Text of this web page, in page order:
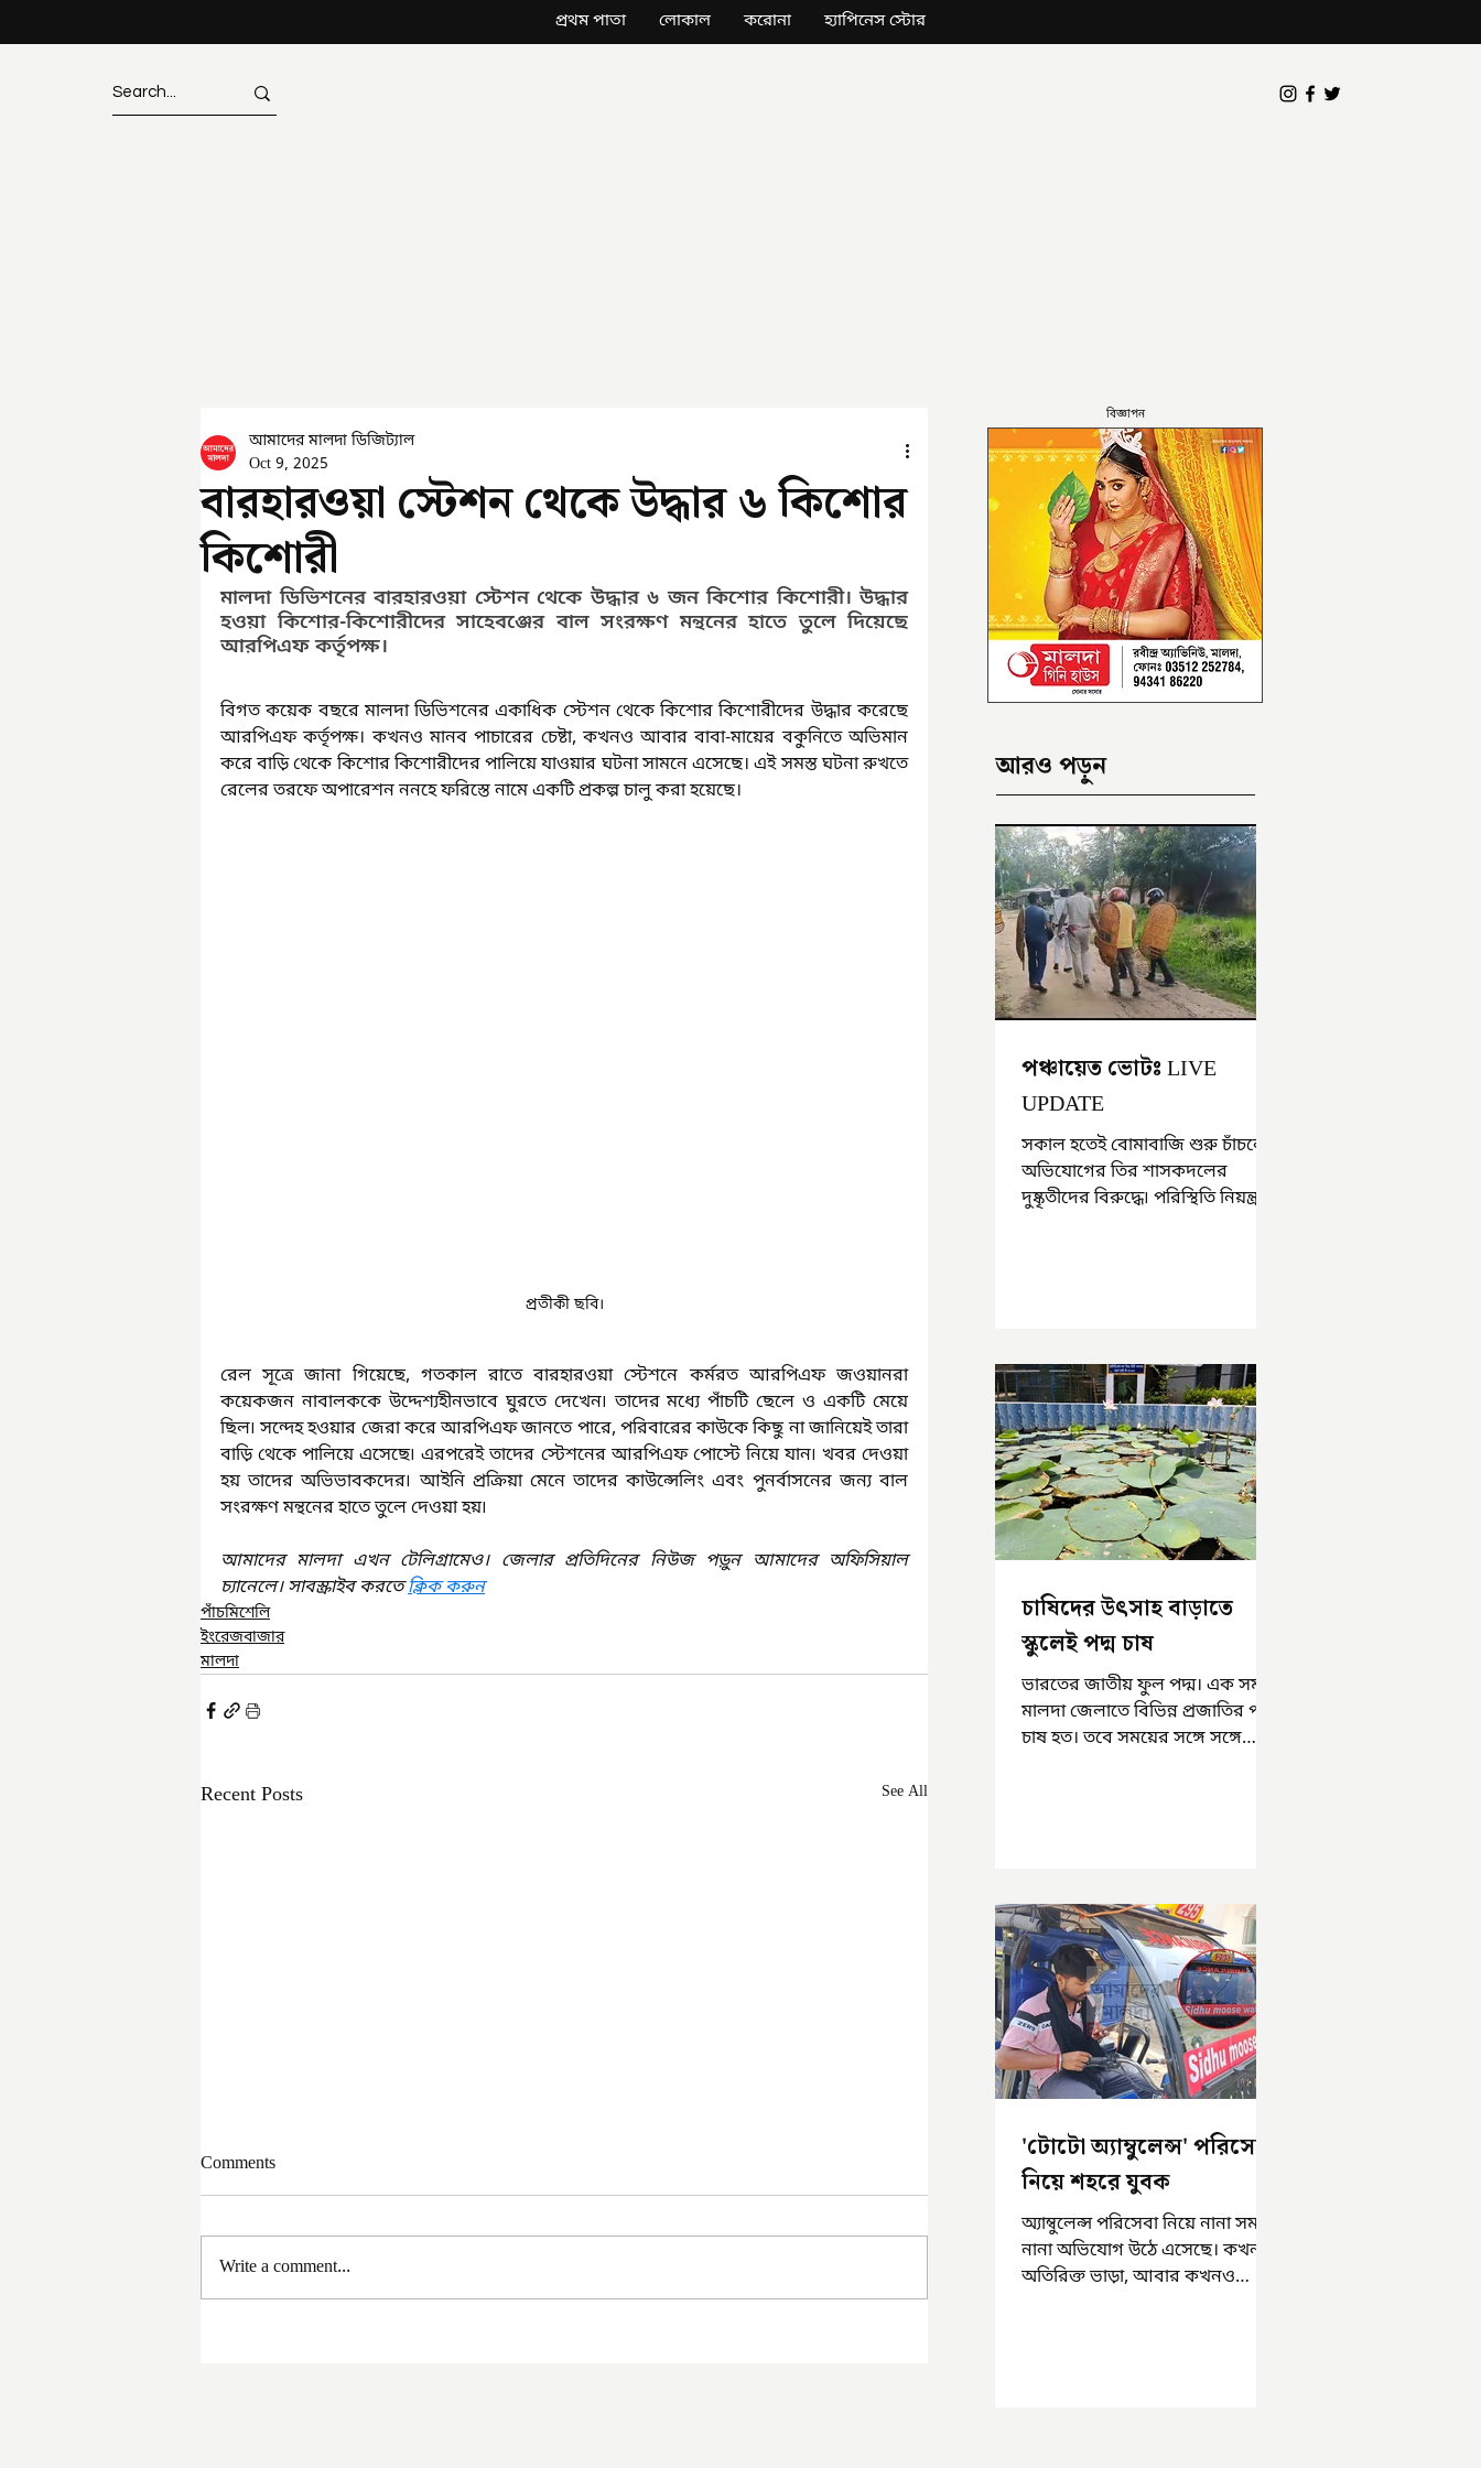
প্রথম পাতা লোকাল করোনা হ্যাপিনেস স্টোর
বারহারওয়া স্টেশন থেকে উদ্ধার ৬ কিশোর
কিশোরী
আমাদের মালদা ডিজিট্যাল
Oct 9, 2025
মালদা ডিভিশনের বারহারওয়া স্টেশন থেকে উদ্ধার ৬ জন কিশোর কিশোরী। উদ্ধার
হওয়া কিশোর-কিশোরীদের সাহেবঞ্জের বাল সংরক্ষণ মন্থনের হাতে তুলে দিয়েছে
আরপিএফ কর্তৃপক্ষ।
বিগত কয়েক বছরে মালদা ডিভিশনের একাধিক স্টেশন থেকে কিশোর কিশোরীদের উদ্ধার করেছে
আরপিএফ কর্তৃপক্ষ। কখনও মানব পাচারের চেষ্টা, কখনও আবার বাবা-মায়ের বকুনিতে অভিমান
করে বাড়ি থেকে কিশোর কিশোরীদের পালিয়ে যাওয়ার ঘটনা সামনে এসেছে। এই সমস্ত ঘটনা রুখতে
রেলের তরফে অপারেশন ননহে ফরিস্তে নামে একটি প্রকল্প চালু করা হয়েছে।
প্রতীকী ছবি।
রেল সূত্রে জানা গিয়েছে, গতকাল রাতে বারহারওয়া স্টেশনে কর্মরত আরপিএফ জওয়ানরা
কয়েকজন নাবালককে উদ্দেশ্যহীনভাবে ঘুরতে দেখেন৷ তাদের মধ্যে পাঁচটি ছেলে ও একটি মেয়ে
ছিল৷ সন্দেহ হওয়ার জেরা করে আরপিএফ জানতে পারে, পরিবারের কাউকে কিছু না জানিয়েই তারা
বাড়ি থেকে পালিয়ে এসেছে৷ এরপরেই তাদের স্টেশনের আরপিএফ পোস্টে নিয়ে যান৷ খবর দেওয়া
হয় তাদের অভিভাবকদের৷ আইনি প্রক্রিয়া মেনে তাদের কাউন্সেলিং এবং পুনর্বাসনের জন্য বাল
সংরক্ষণ মন্থনের হাতে তুলে দেওয়া হয়৷
আমাদের মালদা এখন টেলিগ্রামেও। জেলার প্রতিদিনের নিউজ পড়ুন আমাদের অফিসিয়াল
চ্যানেলে। সাবস্ক্রাইব করতে ক্লিক করুন
পাঁচমিশেলি
ইংরেজবাজার
মালদা
Recent Posts See All
Comments
Write a comment...
বিজ্ঞাপন
আরও পড়ুন
পঞ্চায়েত ভোটঃ LIVE
UPDATE
সকাল হতেই বোমাবাজি শুরু চাঁচলে৷
অভিযোগের তির শাসকদলের
দুষ্কৃতীদের বিরুদ্ধে৷ পরিস্থিতি নিয়ন্ত্রণে
চাষিদের উৎসাহ বাড়াতে
স্কুলেই পদ্ম চাষ
ভারতের জাতীয় ফুল পদ্ম। এক সময়
মালদা জেলাতে বিভিন্ন প্রজাতির পদ্ম
চাষ হত। তবে সময়ের সঙ্গে সঙ্গে
'টোটো অ্যাম্বুলেন্স' পরিসেবা
নিয়ে শহরে যুবক
অ্যাম্বুলেন্স পরিসেবা নিয়ে নানা সময়
নানা অভিযোগ উঠে এসেছে। কখনও
অতিরিক্ত ভাড়া, আবার কখনও